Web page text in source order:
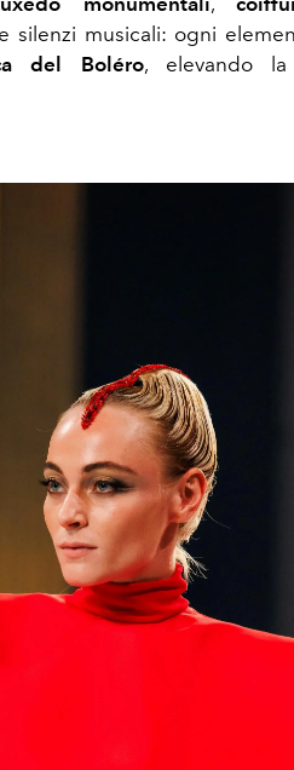
silenzi musicali: ogni
del Boléro, elevando